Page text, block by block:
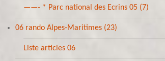
——- * Parc national des Ecrins 05 (7)
06 rando Alpes-Maritimes (23)
Liste articles 06